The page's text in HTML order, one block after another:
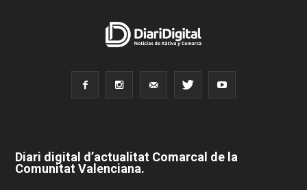
Diari digital d’actualitat Comarcal de la
Comunitat Valenciana.